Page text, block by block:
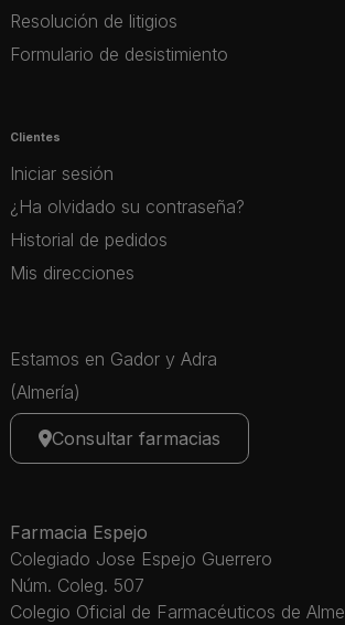
Resolución de litigios
Formulario de desistimiento
Clientes
Iniciar sesión
¿Ha olvidado su contraseña?
Historial de pedidos
Mis direcciones
Estamos en Gador y Adra
(Almería)
Consultar farmacias
Farmacia Espejo
Colegiado Jose Espejo Guerrero
Núm. Coleg. 507
Colegio Oficial de Farmacéuticos de